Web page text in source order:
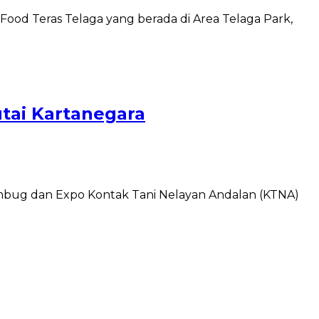
Teras Telaga yang berada di Area Telaga Park,
Kartanegara
dan Expo Kontak Tani Nelayan Andalan (KTNA)